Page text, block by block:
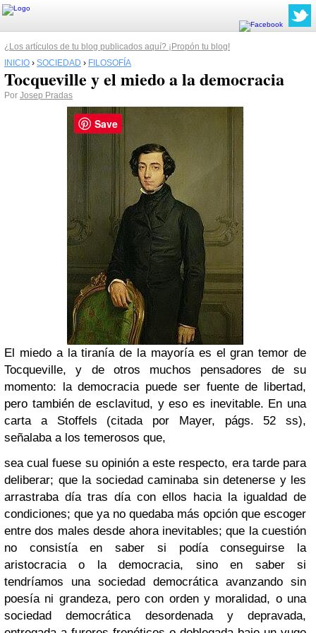
¿Los artículos de tu blog publicados aquí? ¡Propón tu blog!
INICIO › SOCIEDAD › FILOSOFÍA
Tocqueville y el miedo a la democracia
Por Josep Pradas
El miedo a la tiranía de la mayoría es el gran temor de
Tocqueville, y de otros muchos pensadores de su
momento: la democracia puede ser fuente de libertad,
pero también de esclavitud, y eso es inevitable. En una
carta a Stoffels (citada por Mayer, págs. 52 ss),
señalaba a los temerosos que,
sea cual fuese su opinión a este respecto, era tarde para
deliberar; que la sociedad caminaba sin detenerse y les
arrastraba día tras día con ellos hacia la igualdad de
condiciones; que ya no quedaba más opción que escoger
entre dos males desde ahora inevitables; que la cuestión
no consistía en saber si podía conseguirse la
aristocracia o la democracia, sino en saber si
tendríamos una sociedad democrática avanzando sin
poesía ni grandeza, pero con orden y moralidad, o una
sociedad democrática desordenada y depravada,
Save